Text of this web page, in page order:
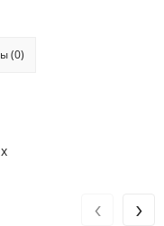
(0)
‹ ›